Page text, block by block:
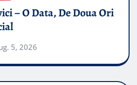
– O Data, De Doua Ori
5, 2026